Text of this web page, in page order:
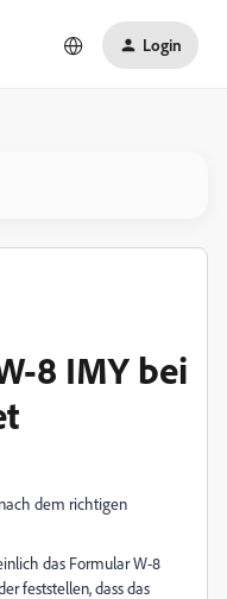
Login
8 IMY bei
dem richtigen
das Formular W-8
feststellen, dass das